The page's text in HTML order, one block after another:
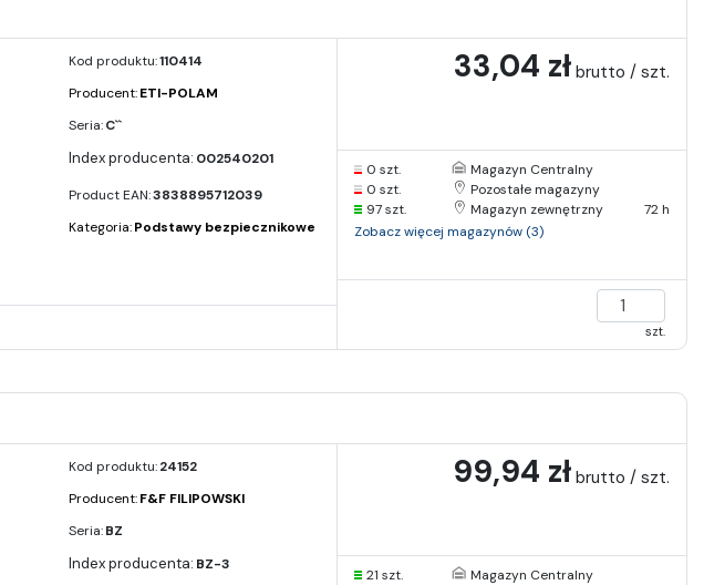
Kod produktu:110414
Producent: ETI-POLAM
Seria: C``
002540201
Product EAN:3838895712039
Kategoria: Podstawy bezpiecznikowe
33,04 zł brutto / szt.
0 szt.
Magazyn Centralny
0 szt.
Pozostałe magazyny
97 szt.
Magazyn zewnętrzny
72 h
Zobacz więcej magazynów (3)
szt.
Kod produktu: 24152
Producent: F&F FILIPOWSKI
Seria: BZ
BZ-3
99,94 zł brutto / szt.
21 szt.
Magazyn Centralny